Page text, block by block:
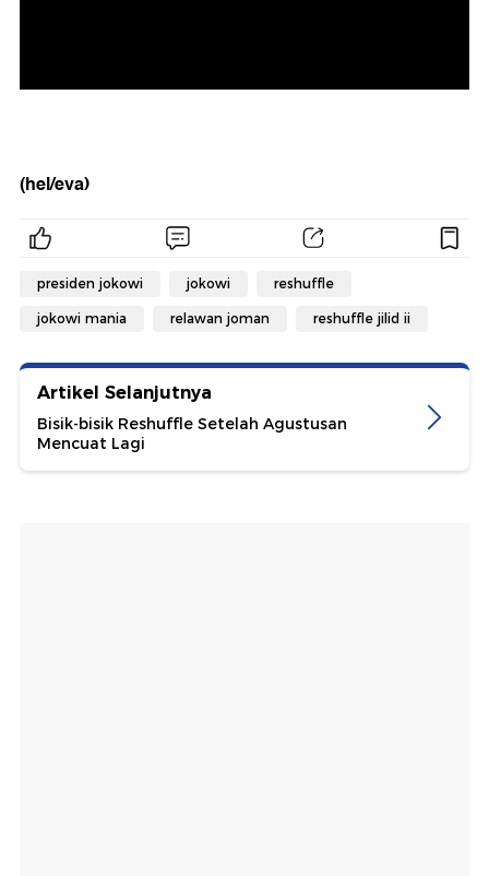
(hel/eva)
presiden jokowi jokowi reshuffle
jokowi mania relawan joman reshuffle jilid ii
Artikel Selanjutnya
Bisik-bisik Reshuffle Setelah Agustusan
Mencuat Lagi